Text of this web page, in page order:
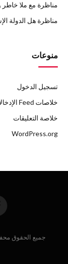
مناظرة مع ملا خاطر
مناظرة هل الدولة
منوعات
تسجيل الدخول
خلاصات Feed الإدخالات
خلاصة التعليقات
WordPress.org
جميع الحقوق